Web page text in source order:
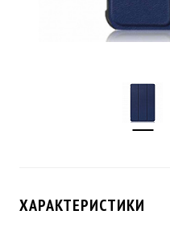
ХАРАКТЕРИСТИКИ